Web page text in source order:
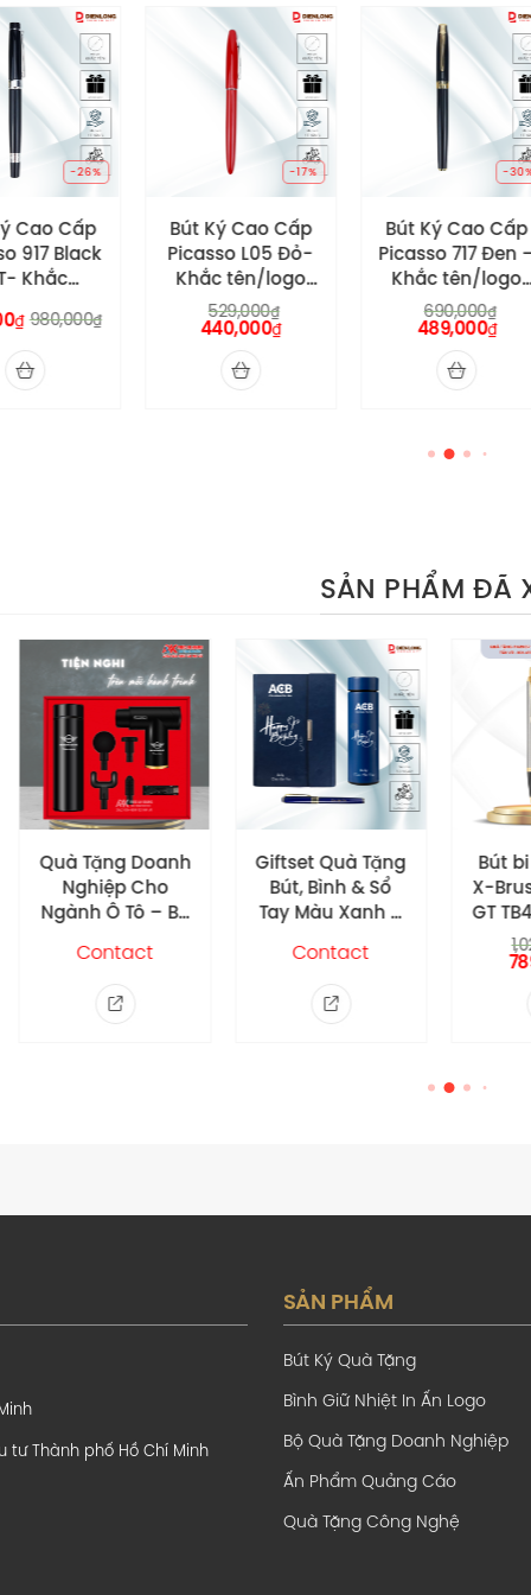
Cao Cấp
917 Black
Khắc
yêu cầu
980,000₫
₫
-26%
Bút Ký Cao Cấp
Picasso L05 Đỏ-
Khắc tên/logo
miễn phí theo
yêu cầu
529,000₫
440,000₫
-17%
Bút Ký Cao Cấp
Picasso 717 Đen –
Khắc tên/logo
miễn phí theo
yêu cầu
690,000₫
489,000₫
-30%
SẢN PHẨM ĐÃ
Doanh
Cho
Tô – Bộ
Vạn Dặm
Giftset Quà Tặng
Bút, Bình & Sổ
Tay Màu Xanh –
Bút bi Parker IM
X-Brushed Metal
GT TB4-1975641-
Khắc logo theo
-24%
tư Thành phố Hồ Chí Minh
SẢN PHẨM
Bút Ký Quà Tặng
Bình Giữ Nhiệt In Ấn Logo
Bộ Quà Tặng Doanh Nghiệp
Ấn Phẩm Quảng Cáo
Quà Tặng Công Nghệ